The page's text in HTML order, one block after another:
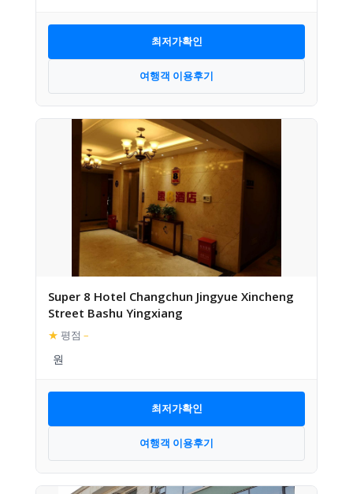
최저가확인
여행객 이용후기
Super 8 Hotel Changchun Jingyue Xincheng
Street Bashu Yingxiang
★ 평점 –
최저가확인
여행객 이용후기